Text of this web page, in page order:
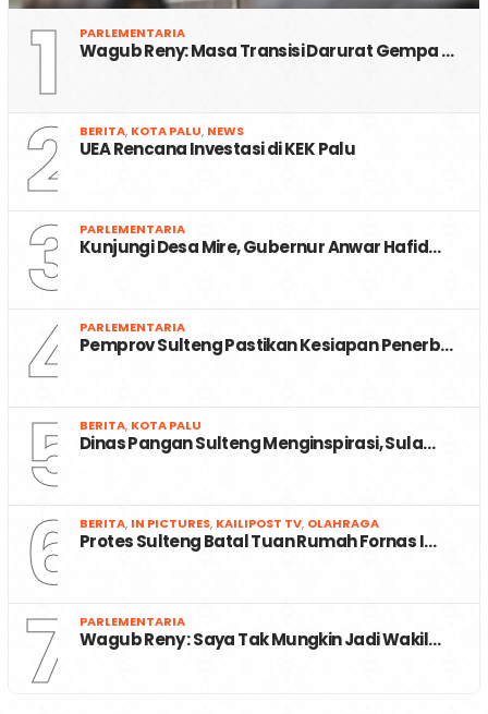
1 PARLEMENTARIA
Wagub Reny: Masa Transisi Darurat Gempa …
2 BERITA, KOTA PALU, NEWS
UEA Rencana Investasi di KEK Palu
3 PARLEMENTARIA
Kunjungi Desa Mire, Gubernur Anwar Hafid…
4 PARLEMENTARIA
Pemprov Sulteng Pastikan Kesiapan Penerb…
5 BERITA, KOTA PALU
Dinas Pangan Sulteng Menginspirasi, Sula…
6 BERITA, IN PICTURES, KAILIPOST TV, OLAHRAGA
Protes Sulteng Batal Tuan Rumah Fornas I…
7 PARLEMENTARIA
Wagub Reny : Saya Tak Mungkin Jadi Wakil…